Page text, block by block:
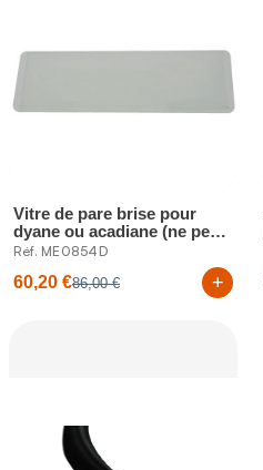
Vitre de pare brise pour
dyane ou acadiane (ne peut
etre...
Réf. ME0854D
60,20 €86,00 € +